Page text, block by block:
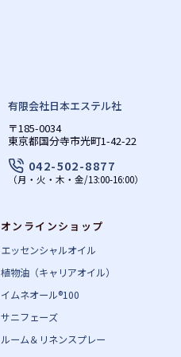
有限会社日本エステル社
〒185-0034
東京都国分寺市光町1-42-22
042-502-8877
（月・火・木・金/13:00-16:00）
オンラインショップ
エッセンシャルオイル
植物油（キャリアオイル）
イムネオール®100
サニフェーズ
ルーム＆リネンスプレー